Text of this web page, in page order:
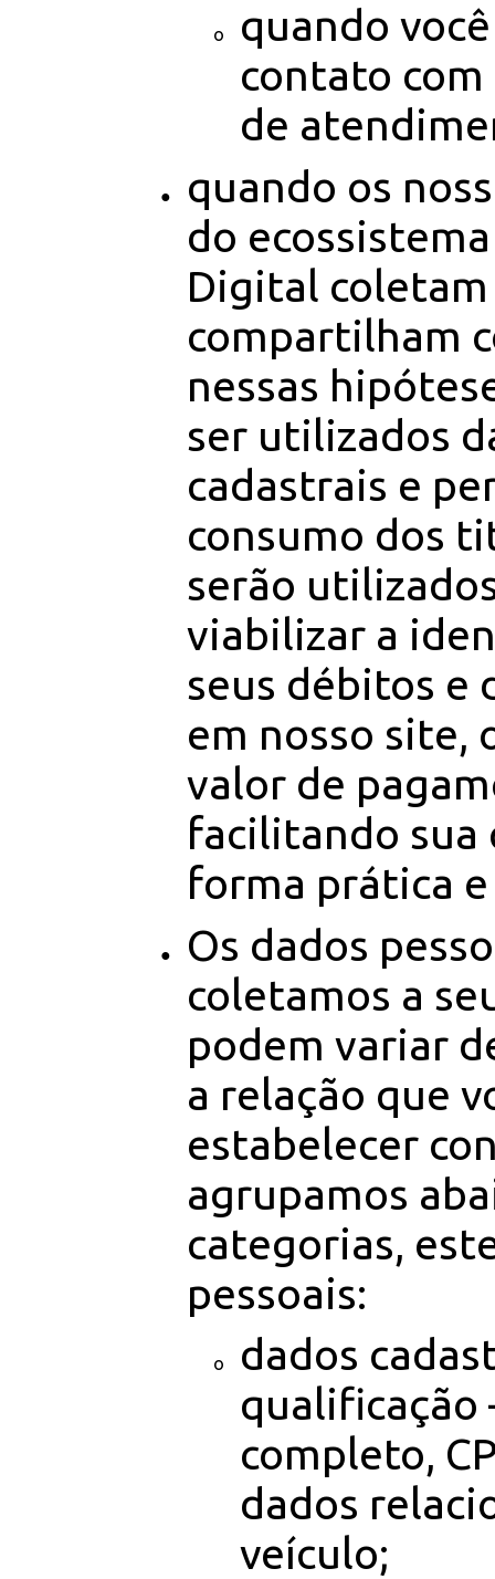
quando
contato
de
quando os
do
Digital coletam
compartilham
nessas
ser utilizados
cadastrais e
consumo dos
serão
viabilizar a
seus débitos e
em nosso site,
valor de
facilitando sua
forma prática
Os dados
coletamos a
podem variar
a relação que
estabelecer
agrupamos
categorias,
pessoais:
dados
qualificação
completo,
dados
veículo;